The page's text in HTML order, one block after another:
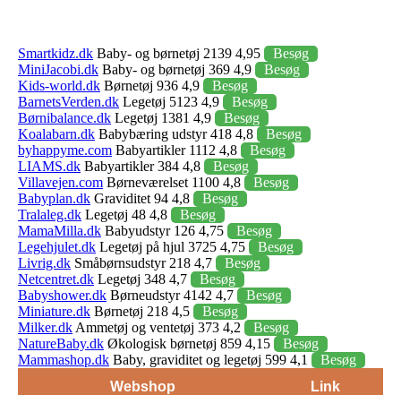
Smartkidz.dk Baby- og børnetøj 2139 4,95
Besøg
MiniJacobi.dk Baby- og børnetøj 369 4,9
Besøg
Kids-world.dk Børnetøj 936 4,9
Besøg
BarnetsVerden.dk Legetøj 5123 4,9
Besøg
Børnibalance.dk Legetøj 1381 4,9
Besøg
Koalabarn.dk Babybæring udstyr 418 4,8
Besøg
byhappyme.com Babyartikler 1112 4,8
Besøg
LIAMS.dk Babyartikler 384 4,8
Besøg
Villavejen.com Børneværelset 1100 4,8
Besøg
Babyplan.dk Graviditet 94 4,8
Besøg
Tralaleg.dk Legetøj 48 4,8
Besøg
MamaMilla.dk Babyudstyr 126 4,75
Besøg
Legehjulet.dk Legetøj på hjul 3725 4,75
Besøg
Livrig.dk Småbørnsudstyr 218 4,7
Besøg
Netcentret.dk Legetøj 348 4,7
Besøg
Babyshower.dk Børneudstyr 4142 4,7
Besøg
Miniature.dk Børnetøj 218 4,5
Besøg
Milker.dk Ammetøj og ventetøj 373 4,2
Besøg
NatureBaby.dk Økologisk børnetøj 859 4,15
Besøg
Mammashop.dk Baby, graviditet og legetøj 599 4,1
Besøg
Webshop
Link